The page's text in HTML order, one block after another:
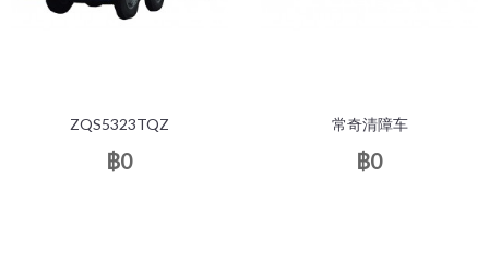
ZQS5323TQZ
฿0
常奇清障车
฿0